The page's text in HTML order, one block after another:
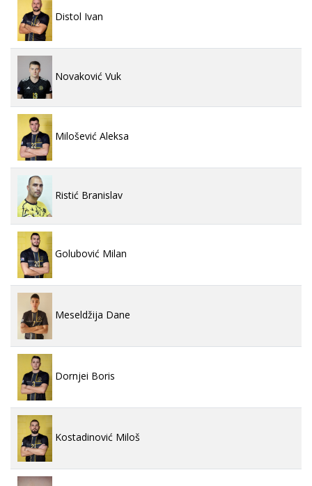
Distol Ivan
Novaković Vuk
Milošević Aleksa
Ristić Branislav
Golubović Milan
Meseldžija Dane
Dornjei Boris
Kostadinović Miloš